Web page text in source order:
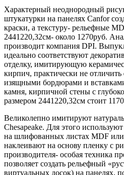
Характерный неоднородный
штукатурки на панелях Canfor
краски, а текстуру- рельефные
2441220,32см- около 1270руб.
производит компания DPI.
идеально соответствуют
отделку, имитирующую
кирпич, практически не
изящными бордюрами и
камня, кирпичной стены с
размером 2441220,32см стоит
Великолепно имитируют
Chesapeake. Для этого
на шлифованных листах MDF
наклеивают на основу пленку с
производителя- особая техника
позволяет создать рельефный
виртуальных досок) на панелях,